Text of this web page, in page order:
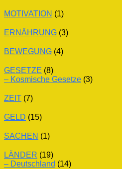
MOTIVATION (1)
ERNÄHRUNG (3)
BEWEGUNG (4)
GESETZE (8)
– Kosmische Gesetze (3)
ZEIT (7)
GELD (15)
SACHEN (1)
LÄNDER (19)
– Deutschland (14)